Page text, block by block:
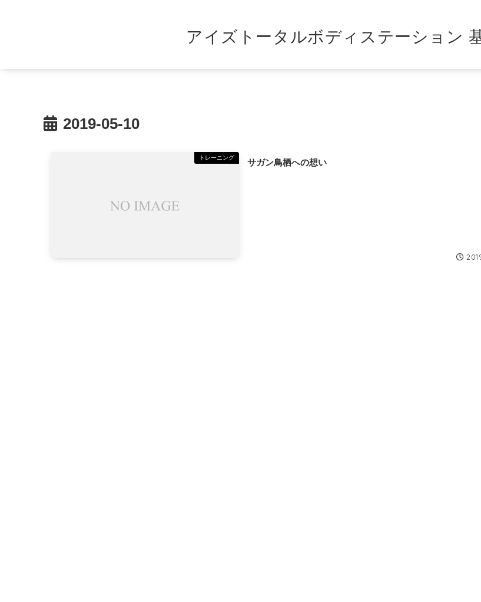
アイズトータルボディステーション
2019-05-10
トレーニング サガン鳥栖への想い